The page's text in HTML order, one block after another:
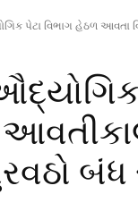
પેટા વિભાગ હેઠળ આવતા